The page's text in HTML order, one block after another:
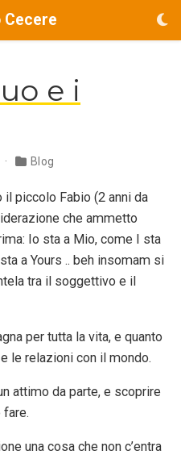
Cecere
e i
Blog
il piccolo Fabio (2 anni da
che ammetto
Io sta a Mio, come I sta
a Yours .. beh insomam si
tra il soggettivo e il
per tutta la vita, e quanto
le relazioni con il mondo.
attimo da parte, e scoprire
fare.
una cosa che non c’entra